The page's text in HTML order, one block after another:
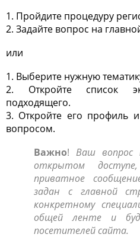
1. Пройдите процедуру
2. Задайте вопрос на
или
1. Выберите нужную
2. Откройте список
подходящего.
3. Откройте его профиль
вопросом.
Важно!Ваш вопрос
открытом
приватное
задан с главной
конкретному
общей ленте и
посетителей сайта.